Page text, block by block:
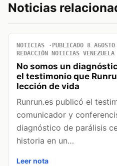
Noticias
NOTICIAS PUBLICADO 8
REDACCIÓN NOTICIAS VENEZUELA
No somos un
el testimonio que
lección de vida
Runrun.es publicó el
comunicador y
diagnóstico de parálisis
historia en un…
Leer nota